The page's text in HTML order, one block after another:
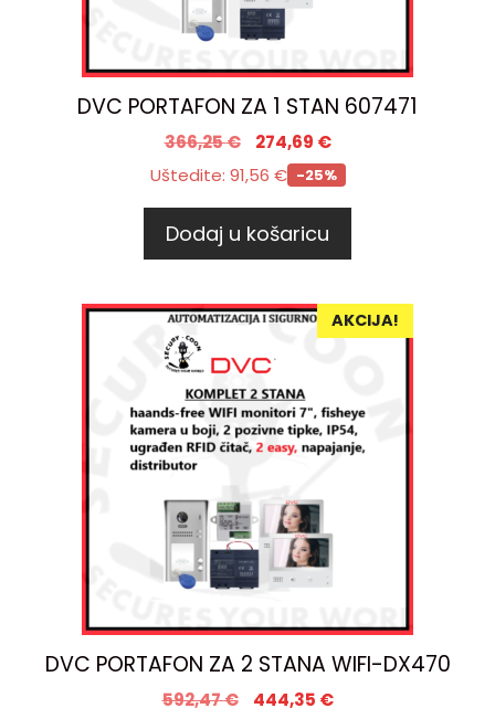
DVC PORTAFON ZA 1 STAN 607471
366,25€ 274,69 €
Uštedite: 91,56 € -25%
Dodaj u košaricu
AKCIJA!
DVC PORTAFON ZA 2 STANA WIFI-DX470
592,47€ 444,35 €